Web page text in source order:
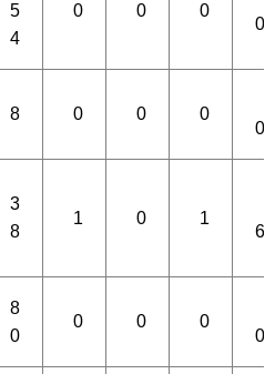
5
4
0 0 0
8 0 0 0
3
8
1 0 1
8
0
0 0 0